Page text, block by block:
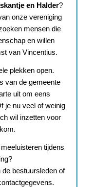
en Halder?
onze vereniging
mensen die
en willen
vanVincentius.
plekken open.
van de gemeente
uit om eens
je nu veel of weinig
wil inzetten voor
tijdens
bestuursleden of